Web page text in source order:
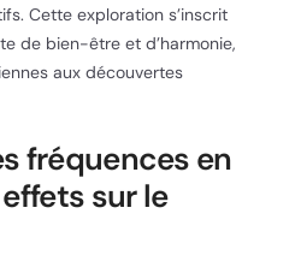
Cette exploration s’inscrit
de bien-être et d’harmonie,
aux découvertes
fréquences en
sur le